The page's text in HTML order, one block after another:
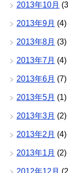
2013年10月
2013年9月 (4)
2013年8月 (3)
2013年7月 (4)
2013年6月 (7)
2013年5月 (1)
2013年3月 (2)
2013年2月 (4)
2013年1月 (2)